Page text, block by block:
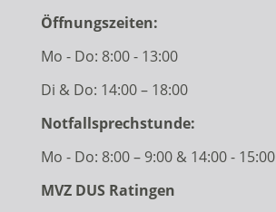
Öffnungszeiten:
Mo - Do: 8:00 - 13:00
Di & Do: 14:00 – 18:00
Notfallsprechstunde:
Mo - Do: 8:00 – 9:00 & 14:00 - 15:00
MVZ DUS Ratingen